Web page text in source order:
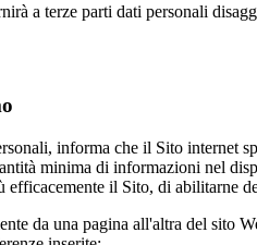
a terze parti dati personali
informa che il Sito internet
minima di informazioni nel
il Sito, di abilitarne
da una pagina all'altra del sito